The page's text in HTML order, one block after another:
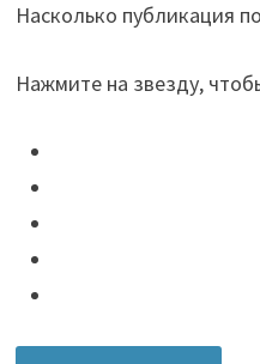
Насколько публикация
Нажмите на звезду,